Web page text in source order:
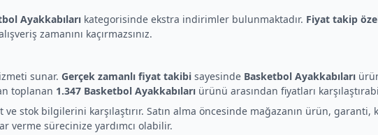
Ayakkabıları kategorisinde ekstra indirimler bulunmaktadır. Fiyat takip
zamanını kaçırmazsınız.
sunar. Gerçek zamanlı fiyat takibi sayesinde Basketbol Ayakkabıları
toplanan 1.347 Basketbol Ayakkabıları ürünü arasından fiyatları
ve stok bilgilerini karşılaştırır. Satın alma öncesinde mağazanın ürün, garanti,
verme sürecinize yardımcı olabilir.